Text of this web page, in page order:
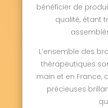
bénéficier de
qualité, étant
L’ensemble des
thérapeutiques
main et en France,
précieuses